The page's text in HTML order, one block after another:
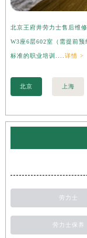
北京王府井劳力士售后维
W3座6层602室（需提前
标准的职业培训.... 详情 >
北京 上海
劳力士
劳力士保养